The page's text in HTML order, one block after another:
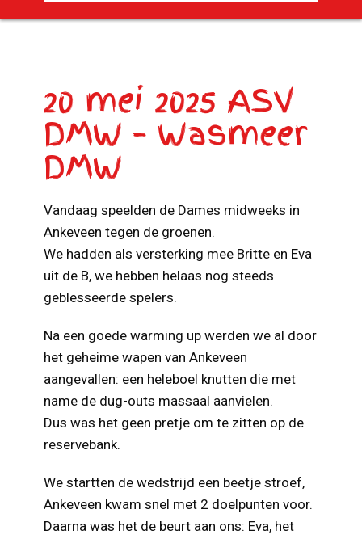
20 mei 2025 ASV
DMW – Wasmeer
DMW
Vandaag speelden de Dames midweeks in
Ankeveen tegen de groenen.
We hadden als versterking mee Britte en Eva
uit de B, we hebben helaas nog steeds
geblesseerde spelers.
Na een goede warming up werden we al door
het geheime wapen van Ankeveen
aangevallen: een heleboel knutten die met
name de dug-outs massaal aanvielen.
Dus was het geen pretje om te zitten op de
reservebank.
We startten de wedstrijd een beetje stroef,
Ankeveen kwam snel met 2 doelpunten voor.
Daarna was het de beurt aan ons: Eva, het